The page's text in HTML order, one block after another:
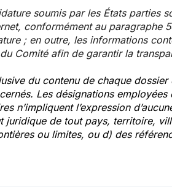
soumis par les États parties
conformément au paragraphe
; en outre, les informations
Comité afin de garantir la
du contenu de chaque
Les désignations
n’impliquent l’expression
juridique de tout pays, territoire,
ou limites, ou d) des